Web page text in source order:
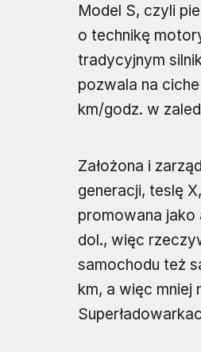
Model S, czyli
o technikę
tradycyjnym
pozwala na
km/godz. w
Założona i
generacji, teslę
promowana jako
dol., więc
samochodu też
km, a więc mniej